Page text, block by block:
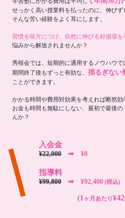
せっかく高い授業料を払ったのに、伸びず
そんな苦い経験をよく耳にします。
習慣を味方につけ、自然に伸びる好循環を
悩みから解放されませんか？
秀桜会では、短期的に通用するノウハウで
期間終了後もずっと有効な、 揺るぎない
ことができます。
かかる時間や費用対効果を考えれば断然効
お金も時間も無駄にしない、最初で最後
んか？
入会金
¥22,000 ➡︎ ¥0
指導料
¥99,800 ➡︎ ¥92,400 (税込)
(1 ヶ月あたり